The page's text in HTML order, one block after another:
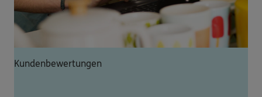
Kundenbewertungen